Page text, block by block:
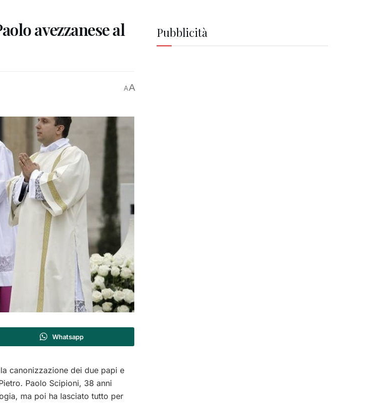
avezzanese al
AA
Whatsapp
canonizzazione dei due papi e
Paolo Scipioni, 38 anni
ma poi ha lasciato tutto per
Pubblicità